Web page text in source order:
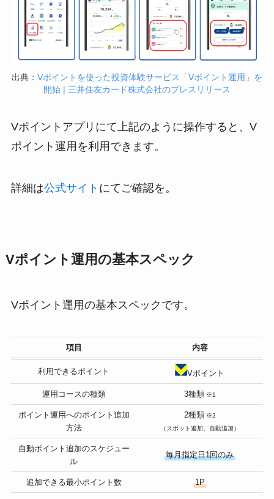
出典： Vポイントを使った投資体験サービス「Vポイント運用」を
開始 | 三井住友カード株式会社のプレスリリース
Vポイントアプリにて上記のように操作すると、V
ポイント運用を利用できます。
詳細は公式サイト にてご確認を。
Vポイント運用の基本スペック
Vポイント運用の基本スペックです。
項目 内容
利用できるポイント Vポイント
運用コースの種類 3種類 ※1
ポイント運用へのポイント追加
方法
2種類 ※2
（スポット追加、自動追加）
自動ポイント追加のスケジュー
ル
毎月指定日1回のみ
追加できる最小ポイント数 1P